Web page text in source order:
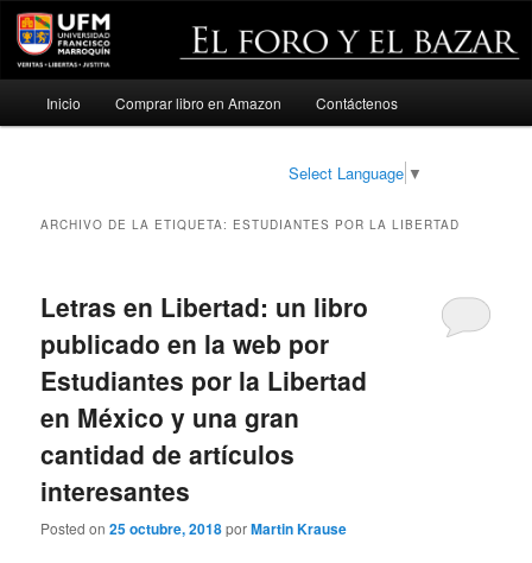
Ir
Ir
Inicio Comprar libro en Amazon Contáctenos
Select Language ▼
ARCHIVO DE LA ETIQUETA: ESTUDIANTES POR LA LIBERTAD
Letras en Libertad: un libro
publicado en la web por
Estudiantes por la Libertad
en México y una gran
cantidad de artículos
interesantes
Posted on25 octubre, 2018porMartin Krause